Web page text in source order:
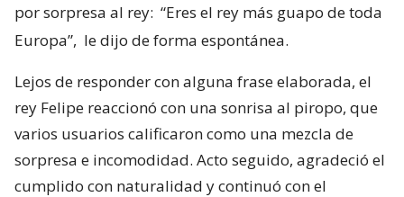
por sorpresa al rey: “Eres el rey más guapo de toda
Europa”, le dijo de forma espontánea.
Lejos de responder con alguna frase elaborada, el
rey Felipe reaccionó con una sonrisa al piropo, que
varios usuarios calificaron como una mezcla de
sorpresa e incomodidad. Acto seguido, agradeció el
cumplido con naturalidad y continuó con el